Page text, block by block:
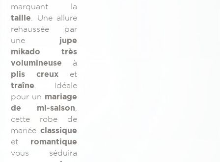
marquant la
taille . Une allure
rehaussée par
une jupe
mikado très
volumineuse à
plis creux et
traîne . Idéale
pour un mariage
de mi-saison
cette robe de
mariée classique
et romantique
vous séduira